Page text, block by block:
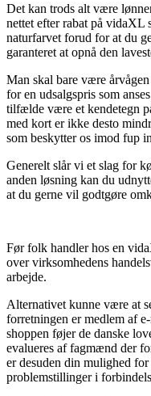
Det kan trods alt være
nettet efter rabat på vidaXL
naturfarvet forud for at du
garanteret at opnå den
Man skal bare være
for en udsalgspris som
tilfælde være et kendetegn
med kort er ikke desto
som beskytter os imod fup
Generelt slår vi et slag for
anden løsning kan du
at du gerne vil godtgøre
Før folk handler hos en
over virksomhedens
arbejde.
Alternativet kunne være at
forretningen er medlem af
shoppen føjer de danske
evalueres af fagmænd der
er desuden din mulighed
problemstillinger i